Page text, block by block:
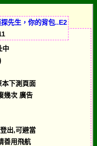
先生，你的背包..E2
中
下測頁面
幾次 廣告
出,可避當
善用飛航